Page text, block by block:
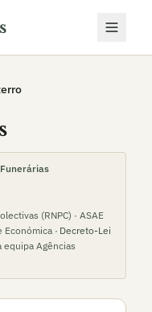
(RNPC) · ASAE
· Decreto-Lei
equipa Agências